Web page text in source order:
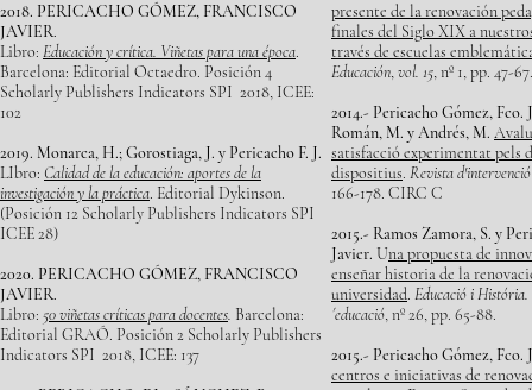
2018. PERICACHO GÓMEZ, FRANCISCO
JAVIER.
Libro: Educación y crítica. Viñetas para una época.
Barcelona: Editorial Octaedro. Posición 4
Scholarly Publishers Indicators SPI 2018, ICEE:
102
2019. Monarca, H.; Gorostiaga, J. y Pericacho F. J.
LIbro: Calidad de la educación: aportes de la
investigación y la práctica. Editorial Dykinson.
(Posición 12 Scholarly Publishers Indicators SPI
ICEE 28)
2020. PERICACHO GÓMEZ, FRANCISCO
JAVIER.
Libro: 50 viñetas críticas para docentes. Barcelona:
Editorial GRAÓ. Posición 2 Scholarly Publishers
Indicators SPI 2018, ICEE: 137
presente de la renovación
finales del Siglo XIX a
través de escuelas
Educación,vol. 15, nº 1, pp. 47-
2014.- Pericacho Gómez, Fco.
Román, M. y Andrés, M.
satisfacció experimentat pels
dispositius. Revista
166-178. CIRC C
2015.- Ramos Zamora, S. y
Javier. Una propuesta de
enseñar historia de la
universidad. Educació i História.
´educació, nº 26, pp. 65-88.
2015.- Pericacho Gómez, Fco.
centros e iniciativas de